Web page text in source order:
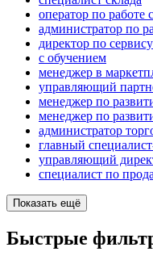
оператор по работе
администратор по
директор по сервису
с обучением
менеджер в
управляющий
менеджер по
менеджер по
администратор
главный
управляющий
специалист по
Показать ещё
Быстрые